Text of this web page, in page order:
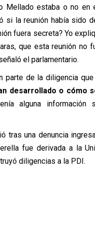
Mellado estaba o no en
si la reunión había sido
fuera secreta? Yo
que esta reunión no
el parlamentario.
parte de la diligencia
desarrollado o cómo
alguna información
tras una denuncia
fue derivada a la
diligencias a la PDI.